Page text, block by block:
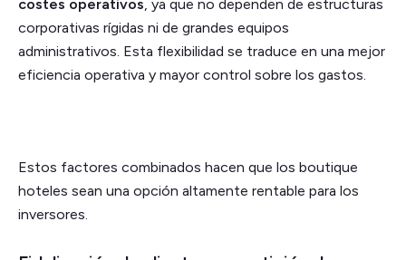
costes operativos, ya que no dependen de estructuras
corporativas rígidas ni de grandes equipos
administrativos. Esta flexibilidad se traduce en una mejor
eficiencia operativa y mayor control sobre los gastos.
Estos factores combinados hacen que los boutique
hoteles sean una opción altamente rentable para los
inversores.